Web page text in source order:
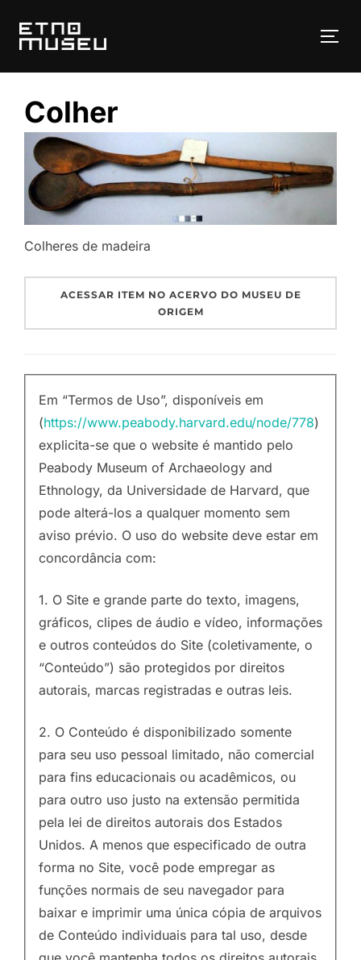
para
Colher
Colheres de madeira
ACESSAR ITEM NO ACERVO DO MUSEU DE
ORIGEM
Em “Termos de Uso”, disponíveis em
(https://www.peabody.harvard.edu/node/778)
explicita-se que o website é mantido pelo
Peabody Museum of Archaeology and
Ethnology, da Universidade de Harvard, que
pode alterá-los a qualquer momento sem
aviso prévio. O uso do website deve estar em
concordância com:
1. O Site e grande parte do texto, imagens,
gráficos, clipes de áudio e vídeo, informações
e outros conteúdos do Site (coletivamente, o
“Conteúdo”) são protegidos por direitos
autorais, marcas registradas e outras leis.
2. O Conteúdo é disponibilizado somente
para seu uso pessoal limitado, não comercial
para fins educacionais ou acadêmicos, ou
para outro uso justo na extensão permitida
pela lei de direitos autorais dos Estados
Unidos. A menos que especificado de outra
forma no Site, você pode empregar as
funções normais de seu navegador para
baixar e imprimir uma única cópia de arquivos
de Conteúdo individuais para tal uso, desde